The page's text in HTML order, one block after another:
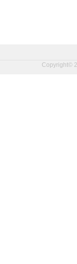
Copyright©